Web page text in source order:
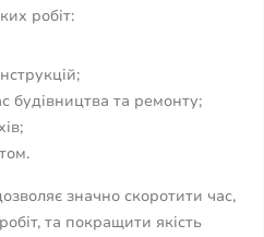
робіт:
будівництва та ремонту;
значно скоротити час,
та покращити якість